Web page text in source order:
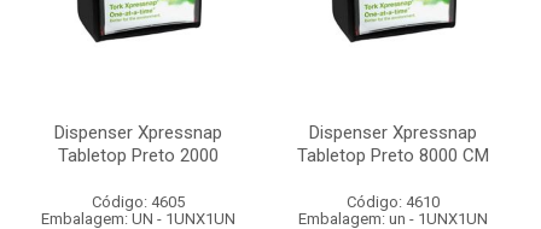
Dispenser Xpressnap
Tabletop Preto 2000
Código: 4605
Embalagem: UN - 1UNX1UN
Dispenser Xpressnap
Tabletop Preto 8000 CM
Código: 4610
Embalagem: un - 1UNX1UN